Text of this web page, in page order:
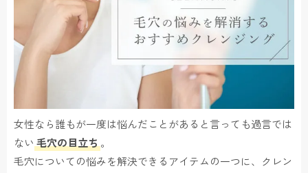
女性なら誰もが一度は悩んだことがあると言っても過言では
ない 毛穴の目立ち 。
毛穴についての悩みを解決できるアイテムの一つに、クレン